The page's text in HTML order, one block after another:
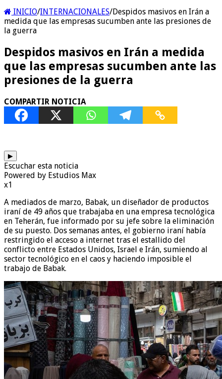
INICIO/INTERNACIONALES/Despidos masivos en Irán a
medida que las empresas sucumben ante las presiones de
la guerra
Despidos masivos en Irán a medida
que las empresas sucumben ante las
presiones de la guerra
COMPARTIR NOTICIA
▶
Escuchar esta noticia
Powered by Estudios Max
x1
A mediados de marzo, Babak, un diseñador de productos
iraní de 49 años que trabajaba en una empresa tecnológica
en Teherán, fue informado por su jefe sobre la eliminación
de su puesto. Dos semanas antes, el gobierno iraní había
restringido el acceso a internet tras el estallido del
conflicto entre Estados Unidos, Israel e Irán, sumiendo al
sector tecnológico en el caos y haciendo imposible el
trabajo de Babak.